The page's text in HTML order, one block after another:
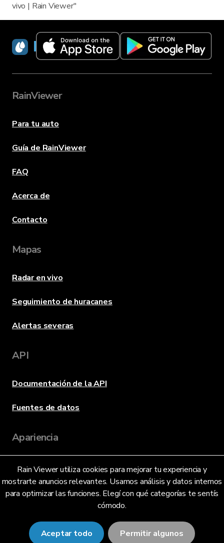
Rain Viewer utiliza cookies para mejorar tu experiencia y
mostrarte anuncios relevantes. Usamos análisis y datos internos
para optimizar las funciones. Elegí con qué categorías te sentís
cómodo.
Aceptar todo Permitir algunos
vivo | Rain Viewer"
RainViewer
RainViewer
Para tu auto
Guía de RainViewer
FAQ
Acerca de
Contacto
Mapas
Radar en vivo
Seguimiento de huracanes
Alertas severas
API
Documentación de la API
Fuentes de datos
Apariencia
Idioma
Español (Argentina) (AR)